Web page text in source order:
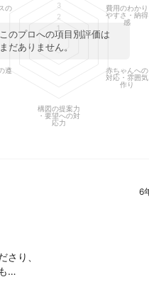
て、私の撮影中に転んでけが
このプロへの項目別評価は
まだありません。
費用のわかり
やすさ・納得
感
赤ちゃんへの
対応・雰囲気
作り
構図の提案力
・要望への対
応力
遵
の
1
2
3
6
り、